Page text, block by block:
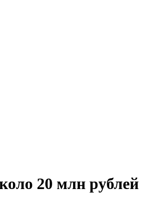
20 млн рублей